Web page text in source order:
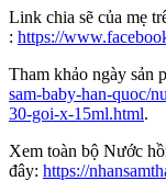
Link chia sẽ của mẹ
: https://
Tham khảo ngày sản
sam-baby-han-quoc/
30-goi-x-15ml.html.
Xem toàn bộ Nước
đây: https://